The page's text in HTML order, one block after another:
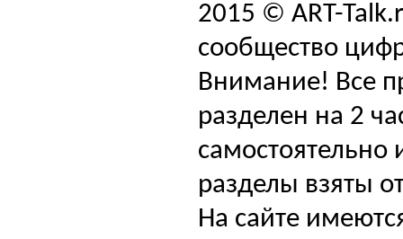
2015 © ART-
сообщество
Внимание! Все
разделен на 2
самостоятельно
разделы взяты
На сайте